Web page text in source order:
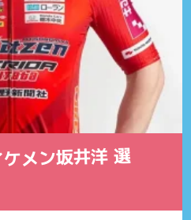
メン坂井洋 選